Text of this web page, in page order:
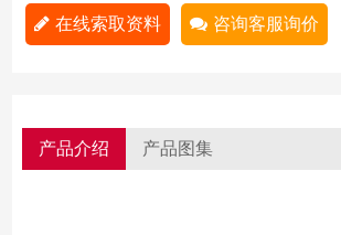
在线索取资料 咨询客服询价
产品介绍 产品图集